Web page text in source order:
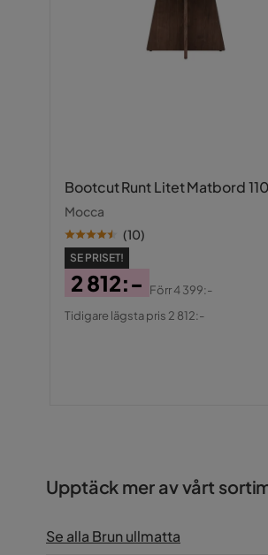
Bootcut Runt Litet Matbord
Mocca
(10)
SE PRISET!
Pris
2 812:-
Original
Förr4 399:-
Tidigare lägsta pris 2 812:-
Upptäck mer av vårt
Se alla Brun ullmatta